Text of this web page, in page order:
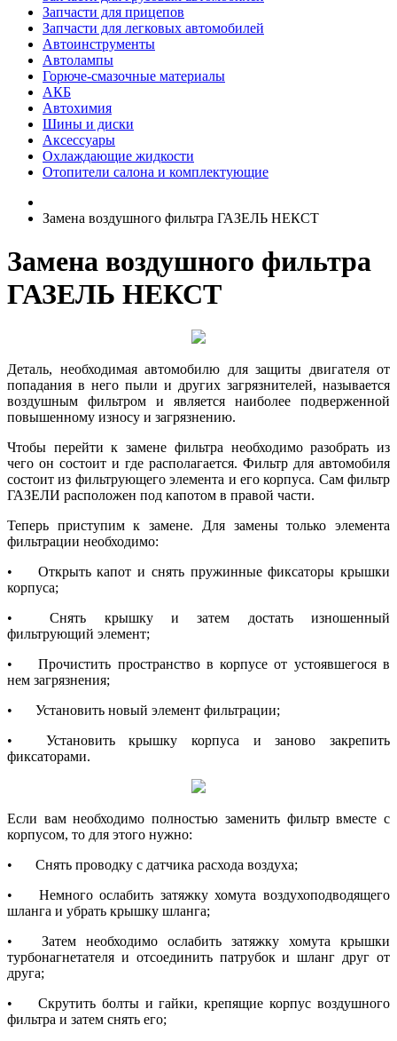
Запчасти для прицепов
Запчасти для легковых автомобилей
Автоинструменты
Автолампы
Горюче-смазочные материалы
АКБ
Автохимия
Шины и диски
Аксессуары
Охлаждающие жидкости
Отопители салона и комплектующие
Замена воздушного фильтра ГАЗЕЛЬ НЕКСТ
Замена воздушного фильтра
ГАЗЕЛЬ НЕКСТ
Деталь, необходимая автомобилю для защиты двигателя от
попадания в него пыли и других загрязнителей, называется
воздушным фильтром и является наиболее подверженной
повышенному износу и загрязнению.
Чтобы перейти к замене фильтра необходимо разобрать из
чего он состоит и где располагается. Фильтр для автомобиля
состоит из фильтрующего элемента и его корпуса. Сам фильтр
ГАЗЕЛИ расположен под капотом в правой части.
Теперь приступим к замене. Для замены только элемента
фильтрации необходимо:
•
Открыть капот и снять пружинные фиксаторы крышки
корпуса;
•
Снять крышку и затем достать изношенный
фильтрующий элемент;
•
Прочистить пространство в корпусе от устоявшегося в
нем загрязнения;
•
Установить новый элемент фильтрации;
•
Установить крышку корпуса и заново закрепить
фиксаторами.
Если вам необходимо полностью заменить фильтр вместе с
корпусом, то для этого нужно:
•
Снять проводку с датчика расхода воздуха;
•
Немного ослабить затяжку хомута воздухоподводящего
шланга и убрать крышку шланга;
•
Затем необходимо ослабить затяжку хомута крышки
турбонагнетателя и отсоединить патрубок и шланг друг от
друга;
•
Скрутить болты и гайки, крепящие корпус воздушного
фильтра и затем снять его;